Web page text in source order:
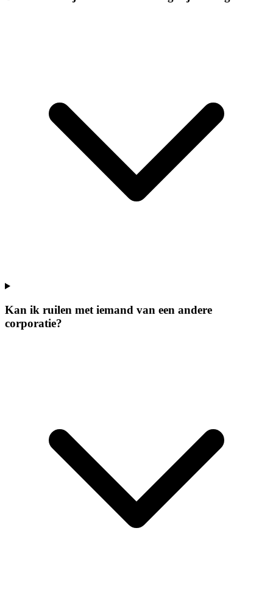
Kan ik ruilen met iemand van een andere
corporatie?